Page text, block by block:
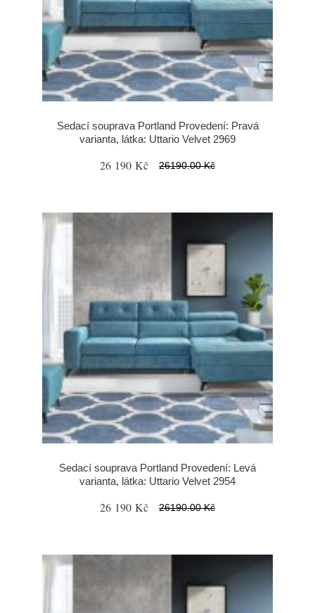
Sedací souprava Portland Provedení: Pravá
varianta, látka: Uttario Velvet 2969
26 190 Kč 26190.00 Kč
Sedací souprava Portland Provedení: Levá
varianta, látka: Uttario Velvet 2954
26 190 Kč 26190.00 Kč